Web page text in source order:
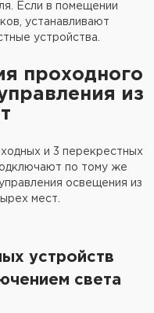
Если в помещении
устанавливают
устройства.
проходного
из
и 3 перекрестных
по тому же
освещения из
мест.
устройств
света